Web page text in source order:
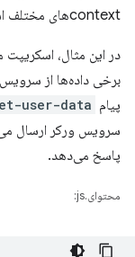
contextهای مختلف استفاده کند.
در این مثال، اسکریپت
برخی داده‌ها از سرویس
پیام user-data
سرویس ورکر ارسال
پاسخ می‌دهد.
محتوای.js: